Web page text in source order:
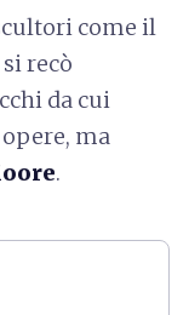
come il
recò
da cui
ma
.